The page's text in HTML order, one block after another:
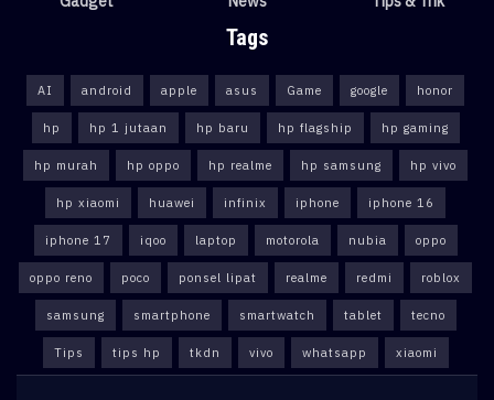
Tags
AI android apple asus Game google honor
hp hp 1 jutaan hp baru hp flagship hp gaming
hp murah hp oppo hp realme hp samsung hp vivo
hp xiaomi huawei infinix iphone iphone 16
iphone 17 iqoo laptop motorola nubia oppo
oppo reno poco ponsel lipat realme redmi roblox
samsung smartphone smartwatch tablet tecno
Tips tips hp tkdn vivo whatsapp xiaomi